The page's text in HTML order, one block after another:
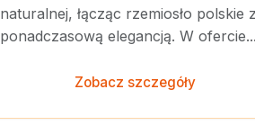
naturalnej, łącząc rzemiosło polskie
ponadczasową elegancją. W
Zobacz szczegóły